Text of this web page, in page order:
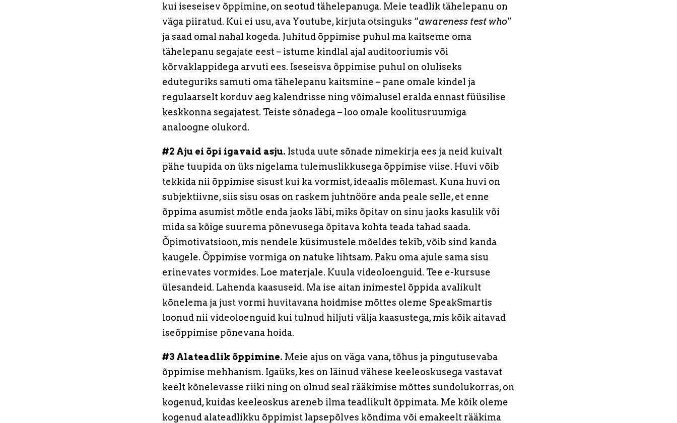
kui iseseisev õppimine, on seotud tähelepanuga. Meie teadlik tähelepanu on
väga piiratud. Kui ei usu, ava Youtube, kirjuta otsinguks “awareness test who”
ja saad omal nahal kogeda. Juhitud õppimise puhul ma kaitseme oma
tähelepanu segajate eest – istume kindlal ajal auditooriumis või
kõrvaklappidega arvuti ees. Iseseisva õppimise puhul on oluliseks
eduteguriks samuti oma tähelepanu kaitsmine – pane omale kindel ja
regulaarselt korduv aeg kalendrisse ning võimalusel eralda ennast füüsilise
keskkonna segajatest. Teiste sõnadega – loo omale koolitusruumiga
analoogne olukord.
#2 Aju ei õpi igavaid asju. Istuda uute sõnade nimekirja ees ja neid kuivalt
pähe tuupida on üks nigelama tulemuslikkusega õppimise viise. Huvi võib
tekkida nii õppimise sisust kui ka vormist, ideaalis mõlemast. Kuna huvi on
subjektiivne, siis sisu osas on raskem juhtnööre anda peale selle, et enne
õppima asumist mõtle enda jaoks läbi, miks õpitav on sinu jaoks kasulik või
mida sa kõige suurema põnevusega õpitava kohta teada tahad saada.
Õpimotivatsioon, mis nendele küsimustele mõeldes tekib, võib sind kanda
kaugele. Õppimise vormiga on natuke lihtsam. Paku oma ajule sama sisu
erinevates vormides. Loe materjale. Kuula videoloenguid. Tee e-kursuse
ülesandeid. Lahenda kaasuseid. Ma ise aitan inimestel õppida avalikult
kõnelema ja just vormi huvitavana hoidmise mõttes oleme SpeakSmartis
loonud nii videoloenguid kui tulnud hiljuti välja kaasustega, mis kõik aitavad
iseõppimise põnevana hoida.
#3 Alateadlik õppimine. Meie ajus on väga vana, tõhus ja pingutusevaba
õppimise mehhanism. Igaüks, kes on läinud vähese keeleoskusega vastavat
keelt kõnelevasse riiki ning on olnud seal rääkimise mõttes sundolukorras, on
kogenud, kuidas keeleoskus areneb ilma teadlikult õppimata. Me kõik oleme
kogenud alateadlikku õppimist lapsepõlves kõndima või emakeelt rääkima